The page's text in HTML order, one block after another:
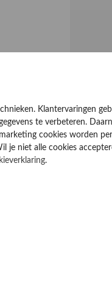
Klantervaringen
te verbeteren.
cookies worden
je niet alle cookies
.